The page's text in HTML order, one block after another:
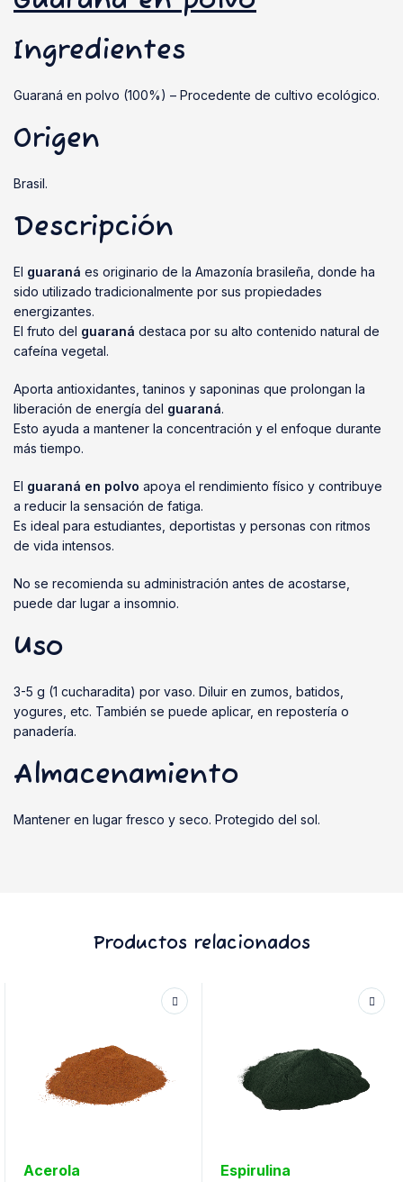
Ingredientes
Guaraná en polvo (100%) – Procedente de cultivo ecológico.
Origen
Brasil.
Descripción
El guaraná es originario de la Amazonía brasileña, donde ha
sido utilizado tradicionalmente por sus propiedades
energizantes.
El fruto del guaraná destaca por su alto contenido natural de
cafeína vegetal.
Aporta antioxidantes, taninos y saponinas que prolongan la
liberación de energía del guaraná.
Esto ayuda a mantener la concentración y el enfoque durante
más tiempo.
El guaraná en polvo apoya el rendimiento físico y contribuye
a reducir la sensación de fatiga.
Es ideal para estudiantes, deportistas y personas con ritmos
de vida intensos.
No se recomienda su administración antes de acostarse,
puede dar lugar a insomnio.
Uso
3-5 g (1 cucharadita) por vaso. Diluir en zumos, batidos,
yogures, etc. También se puede aplicar, en repostería o
panadería.
Almacenamiento
Mantener en lugar fresco y seco. Protegido del sol.
Productos relacionados
Acerola Espirulina